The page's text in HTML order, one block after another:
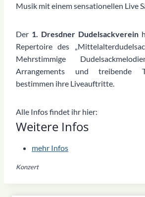
Konzert
Weitere Infos
mehr Infos
Musik mit einem sensationellen Live
Der 1. Dresdner Dudelsackverein
Repertoire des
Mehrstimmige
Arrangements und treibende
bestimmen ihre Liveauftritte.
Alle Infos findet ihr hier: